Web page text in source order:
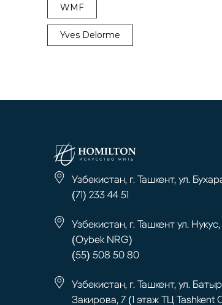
WMF
Yves Delorme
Узбекистан, г. Ташкент, ул.
(71) 233 44 51
Узбекистан, г. Ташкент ул. Нукус,
(Oybek NRG)
(55) 508 50 80
Узбекистан, г. Ташкент, ул.
Закирова, 7 (1 этаж ТЦ Tashkent